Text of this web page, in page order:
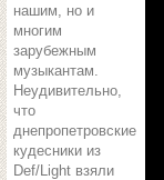
нашим, но и
многим
зарубежным
музыкантам.
Неудивительно,
что
днепропетровские
кудесники из
Def/Light взяли